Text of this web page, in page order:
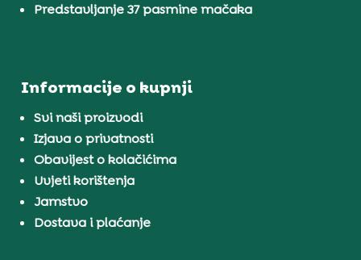
Predstavljanje 37 pasmine mačaka
Informacije o kupnji
Svi naši proizvodi
Izjava o privatnosti
Obavijest o kolačićima
Uvjeti korištenja
Jamstvo
Dostava i plaćanje